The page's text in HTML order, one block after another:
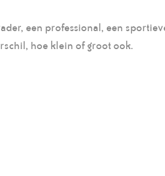
een professional, een
hoe klein of groot ook.